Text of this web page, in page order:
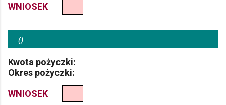
WNIOSEK
()
Kwota pożyczki:
Okres pożyczki:
WNIOSEK